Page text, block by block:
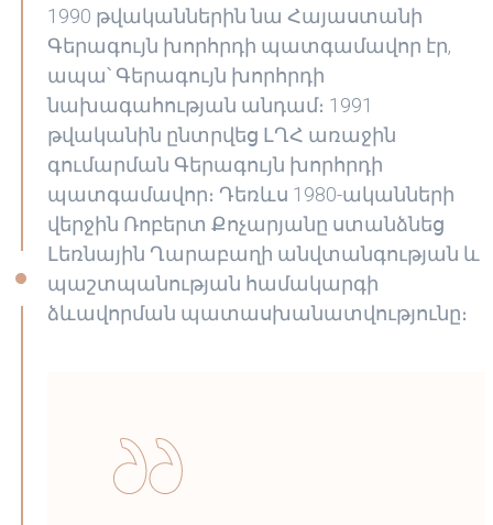
1990 թվականներին նա Հայաստանի
Գերագույն խորհրդի պատգամավոր էր,
ապա՝ Գերագույն խորհրդի
նախագահության անդամ։ 1991
թվականին ընտրվեց ԼՂՀ առաջին
գումարման Գերագույն խորհրդի
պատգամավոր։ Դեռևս 1980-ականների
վերջին Ռոբերտ Քոչարյանը ստանձնեց
Լեռնային Ղարաբաղի անվտանգության և
պաշտպանության համակարգի
ձևավորման պատասխանատվությունը։